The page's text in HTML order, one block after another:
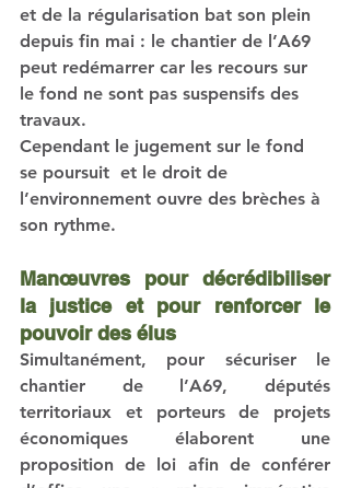
et de la régularisation bat son plein
depuis fin mai : le chantier de l’A69
peut redémarrer car les recours sur
le fond ne sont pas suspensifs des
travaux.
Cependant le jugement sur le fond
se poursuit  et le droit de
l’environnement ouvre des brèches à
son rythme.
Manœuvres pour décrédibiliser
la justice et pour renforcer le
pouvoir des élus
Simultanément, pour sécuriser le
chantier de l’A69, députés
territoriaux et porteurs de projets
économiques élaborent une
proposition de loi afin de conférer